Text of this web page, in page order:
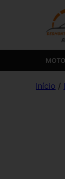
Início /